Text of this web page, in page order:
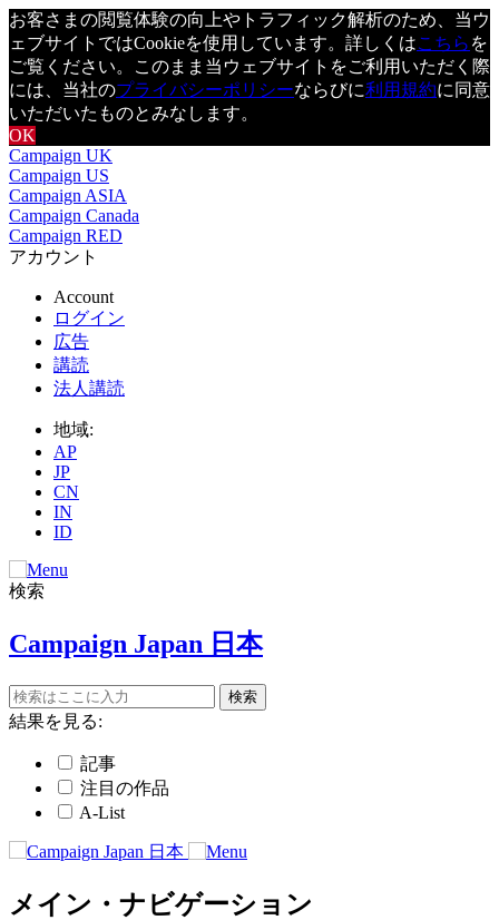
お客さまの閲覧体験の向上やトラフィック解析のため、当ウ
ェブサイトではCookieを使用しています。詳しくはこちら を
ご覧ください。このまま当ウェブサイトをご利用いただく際
には、当社のプライバシーポリシーならびに利用規約に同意
いただいたものとみなします。
OK
Campaign UK
Campaign US
Campaign ASIA
Campaign Canada
Campaign RED
アカウント
Account
ログイン
広告
講読
法人講読
地域:
AP
JP
CN
IN
ID
検索
Campaign Japan 日本
結果を見る:
記事
注目の作品
A-List
メイン・ナビゲーション